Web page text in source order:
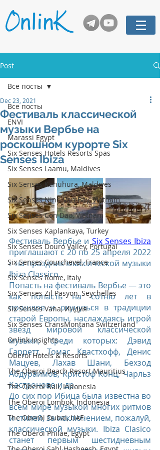
Post
Все посты
ENVI
Marassi Egypt
Six Senses Hotels Resorts Spas
Six Senses Laamu, Maldives
Six Senses Kanuhura, Maldives
Six Senses Ninh Van Bay, Vietnam
Six Senses Con Dao, Vietnam
Six Senses Kaplankaya, Turkey
Six Senses Douro Valley, Portugal
Six Senses Courchevel, France
Six Senses Rome, Italy
Six Senses Zil Pasyon, Seychelles
Six Senses Vana, Индия
Six Senses CransMontana Switzerland
Onlink Insights
Oberoi Hotels & Resorts
The Oberoi Beach Resort Mauritius
The Oberoi Bali, Indonesia
The Oberoi Lombok, Indonesia
The Oberoi Dubai, UAE
The Oberoi Philae, Egypt
Все посты
Фестиваль классической
музыки Вербье на
роскошном курорте Six
Senses Ibiza
Dec 23, 2021
Фестиваль Вербье и Six Senses Ibiza
приглашают с 20 по 25 апреля 2022
г на праздник классической музыки
Ibiza Classico.
Попасть на фестиваль Вербье — это
как попасть на сотню лет в
прошлое и окунуться в традиции
старой Европы, наслаждаясь игрой
звезд мировой классической
музыки, среди которых: Дэвид
Гарретт, Томас Квастхофф, Денис
Мацуев, Лахав Шани, Бехзод
Абдураимов, Кристоф Конц, Чарльз
Кастроново и др.
До сих пор Ибица была известна во
всем мире музыкой многих ритмов
и стилей, за исключением, пожалуй,
классической музыки. Ibiza Clasico
станет первым шестидневным